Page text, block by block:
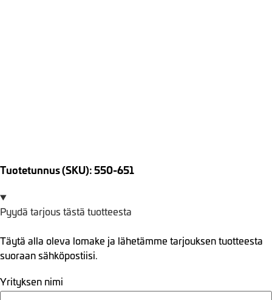
Tuotetunnus (SKU): 550-651
Pyydä tarjous tästä tuotteesta
Täytä alla oleva lomake ja lähetämme tarjouksen tuotteesta
suoraan sähköpostiisi.
Yrityksen nimi